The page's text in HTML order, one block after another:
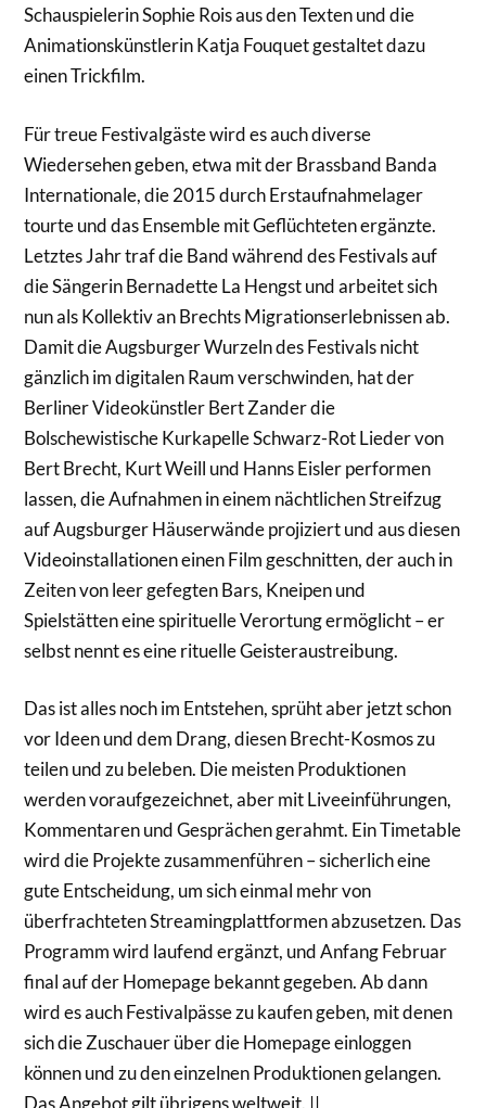
Schauspielerin Sophie Rois aus den Texten und die
Animationskünstlerin Katja Fouquet gestaltet dazu
einen Trickfilm.
Für treue Festivalgäste wird es auch diverse
Wiedersehen geben, etwa mit der Brassband Banda
Internationale, die 2015 durch Erstaufnahmelager
tourte und das Ensemble mit Geflüchteten ergänzte.
Letztes Jahr traf die Band während des Festivals auf
die Sängerin Bernadette La Hengst und arbeitet sich
nun als Kollektiv an Brechts Migrationserlebnissen ab.
Damit die Augsburger Wurzeln des Festivals nicht
gänzlich im digitalen Raum verschwinden, hat der
Berliner Videokünstler Bert Zander die
Bolschewistische Kurkapelle Schwarz-Rot Lieder von
Bert Brecht, Kurt Weill und Hanns Eisler performen
lassen, die Aufnahmen in einem nächtlichen Streifzug
auf Augsburger Häuserwände projiziert und aus diesen
Videoinstallationen einen Film geschnitten, der auch in
Zeiten von leer gefegten Bars, Kneipen und
Spielstätten eine spirituelle Verortung ermöglicht – er
selbst nennt es eine rituelle Geisteraustreibung.
Das ist alles noch im Entstehen, sprüht aber jetzt schon
vor Ideen und dem Drang, diesen Brecht-Kosmos zu
teilen und zu beleben. Die meisten Produktionen
werden voraufgezeichnet, aber mit Liveeinführungen,
Kommentaren und Gesprächen gerahmt. Ein Timetable
wird die Projekte zusammenführen – sicherlich eine
gute Entscheidung, um sich einmal mehr von
überfrachteten Streamingplattformen abzusetzen. Das
Programm wird laufend ergänzt, und Anfang Februar
final auf der Homepage bekannt gegeben. Ab dann
wird es auch Festivalpässe zu kaufen geben, mit denen
sich die Zuschauer über die Homepage einloggen
können und zu den einzelnen Produktionen gelangen.